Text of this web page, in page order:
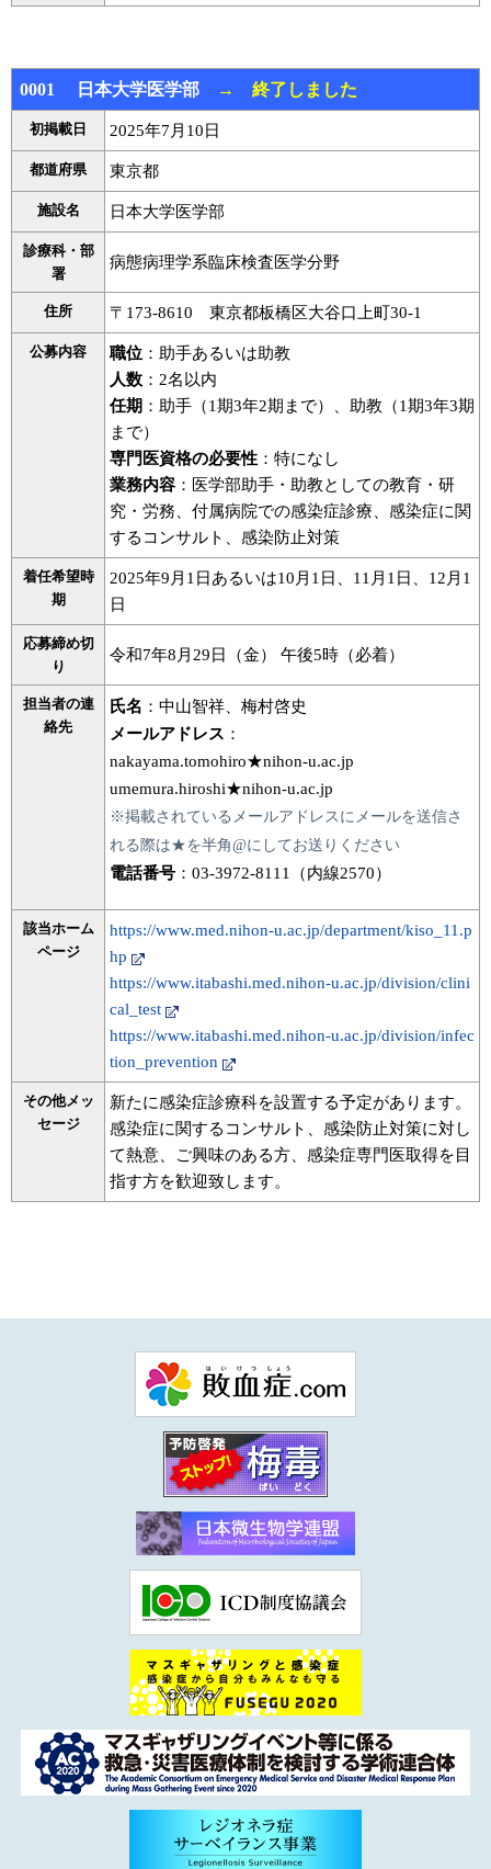
0001 日本大学医学部 → 終了しました
初掲載日 2025年7月10日
都道府県 東京都
施設名 日本大学医学部
診療科・部
署
病態病理学系臨床検査医学分野
住所 〒173-8610 東京都板橋区大谷口上町30-1
公募内容 職位 ：助手あるいは助教
人数 ：2名以内
任期 ：助手（1期3年2期まで）、助教（1期3年3期
まで）
専門医資格の必要性 ：特になし
業務内容 ：医学部助手・助教としての教育・研
究・労務、付属病院での感染症診療、感染症に関
するコンサルト、感染防止対策
着任希望時
期
2025年9月1日あるいは10月1日、11月1日、12月1
日
応募締め切
り
令和7年8月29日（金） 午後5時（必着）
担当者の連
絡先
氏名 ：中山智祥、梅村啓史
メールアドレス ：
nakayama.tomohiro★nihon-u.ac.jp
umemura.hiroshi★nihon-u.ac.jp
※掲載されているメールアドレスにメールを送信さ
れる際は★を半角@にしてお送りください
電話番号 ：03-3972-8111（内線2570）
該当ホーム
ページ
https://www.med.nihon-u.ac.jp/department/kiso_11.p
hp
https://www.itabashi.med.nihon-u.ac.jp/division/clini
cal_test
https://www.itabashi.med.nihon-u.ac.jp/division/infec
tion_prevention
その他メッ
セージ
新たに感染症診療科を設置する予定があります。
感染症に関するコンサルト、感染防止対策に対し
て熱意、ご興味のある方、感染症専門医取得を目
指す方を歓迎致します。